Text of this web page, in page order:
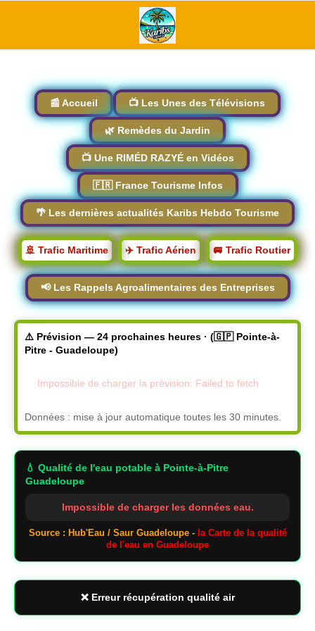
📰 Accueil 📺 Les Unes des Télévisions
🌿 Remèdes du Jardin
📺 Une RIMÉD RAZYÉ en Vidéos
🇫🇷 France Tourisme Infos
🌴 Les dernières actualités Karibs Hebdo Tourisme
🚢 Trafic Maritime ✈️ Trafic Aérien 🚐 Trafic Routier
📢 Les Rappels Agroalimentaires des Entreprises
⚠️ Prévision — 24 prochaines heures · (🇬🇵 Pointe-à-
Pitre - Guadeloupe)
Impossible de charger la prévision: Failed to fetch
Données : mise à jour automatique toutes les 30 minutes.
💧 Qualité de l'eau potable à Pointe-à-Pitre
Guadeloupe
Impossible de charger les données eau.
Source : Hub'Eau / Saur Guadeloupe - la Carte de la qualité
de l'eau en Guadeloupe
❌ Erreur récupération qualité air